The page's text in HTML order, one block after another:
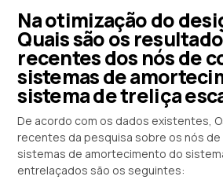
Na otimização do
Quais são os
recentes dos nós de
sistemas de
sistema de treliça
De acordo com os dados existentes,
recentes da pesquisa sobre os nós de
sistemas de amortecimento do
entrelaçados são os seguintes: